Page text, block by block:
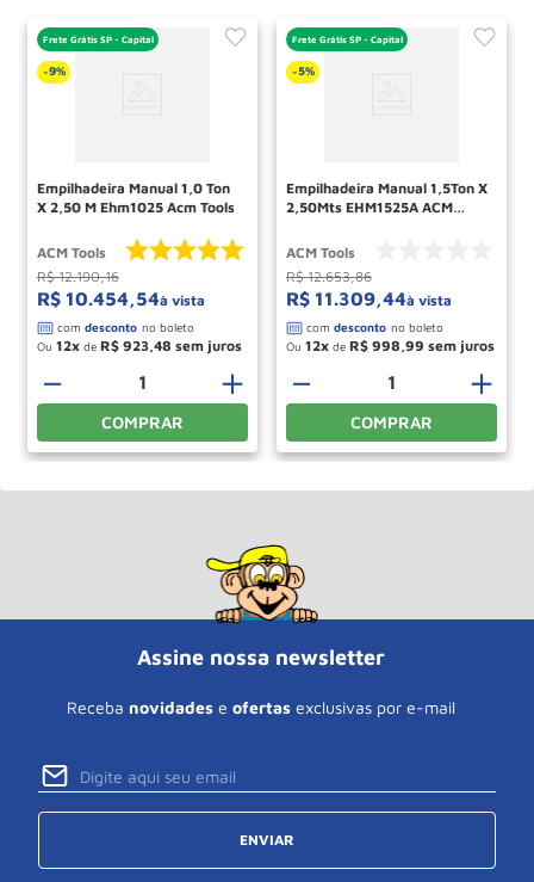
Frete Grátis SP - Capital
-9%
Empilhadeira Manual 1,0 Ton
X 2,50 M Ehm1025 Acm Tools
ACM Tools
R$ 12.190,16
R$ 10.454,54à vista
Ou 12 de R$ 923,48
＋
－
COMPRAR
Frete Grátis SP - Capital
-5%
Empilhadeira Manual 1,5Ton X
2,50Mts EHM1525A ACM
ACM Tools
R$ 12.653,86
R$ 11.309,44à vista
Ou 12 de R$ 998,99
＋
－
COMPRAR
Assine nossa newsletter
Receba novidades e ofertas exclusivas por e-mail
ENVIAR